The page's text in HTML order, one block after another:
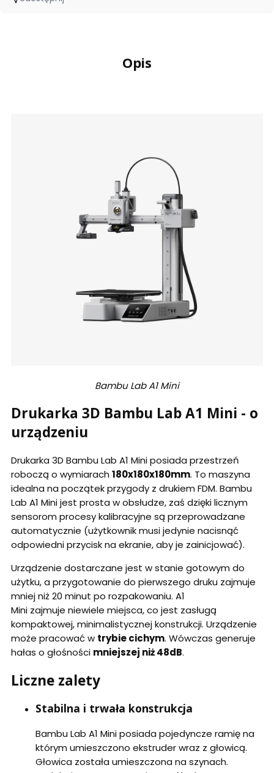
Opis
Bambu Lab A1 Mini
Drukarka 3D Bambu Lab A1 Mini - o
urządzeniu
Drukarka 3D Bambu Lab A1 Mini posiada przestrzeń
roboczą o wymiarach 180x180x180mm. To maszyna
idealna na początek przygody z drukiem FDM. Bambu
Lab A1 Mini jest prosta w obsłudze, zaś dzięki licznym
sensorom procesy kalibracyjne są przeprowadzane
automatycznie (użytkownik musi jedynie nacisnąć
odpowiedni przycisk na ekranie, aby je zainicjować).
Urządzenie dostarczane jest w stanie gotowym do
użytku, a przygotowanie do pierwszego druku zajmuje
mniej niż 20 minut po rozpakowaniu. A1
Mini zajmuje niewiele miejsca, co jest zasługą
kompaktowej, minimalistycznej konstrukcji. Urządzenie
może pracować w trybie cichym. Wówczas generuje
hałas o głośności mniejszej niż 48dB.
Liczne zalety
Stabilna i trwała konstrukcja
Bambu Lab A1 Mini posiada pojedyncze ramię na
którym umieszczono ekstruder wraz z głowicą.
Głowica została umieszczona na szynach.